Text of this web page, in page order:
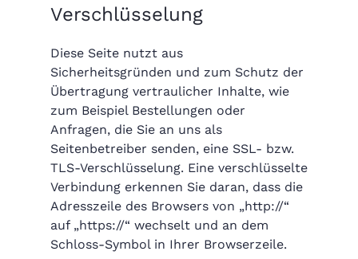
Verschlüsselung
Diese Seite nutzt aus
Sicherheitsgründen und zum Schutz der
Übertragung vertraulicher Inhalte, wie
zum Beispiel Bestellungen oder
Anfragen, die Sie an uns als
Seitenbetreiber senden, eine SSL- bzw.
TLS-Verschlüsselung. Eine verschlüsselte
Verbindung erkennen Sie daran, dass die
Adresszeile des Browsers von „http://“
auf „https://“ wechselt und an dem
Schloss-Symbol in Ihrer Browserzeile.